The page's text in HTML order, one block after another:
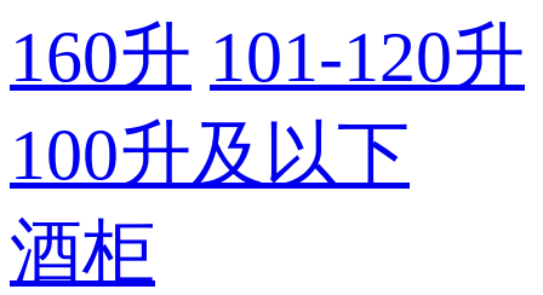
160升 101-120升
100升及以下
酒柜